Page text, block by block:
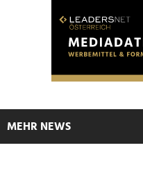
MEHR NEWS